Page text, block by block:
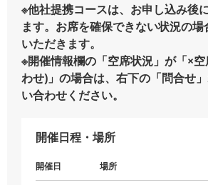
※他社提携コースは、お申し込み後
ます。お席を確保できない状況の
いただきます。
※開催情報欄の「空席状況」が「×
わせ)」の場合は、右下の「問合せ
い合わせください。
開催日程・場所
開催日 場所